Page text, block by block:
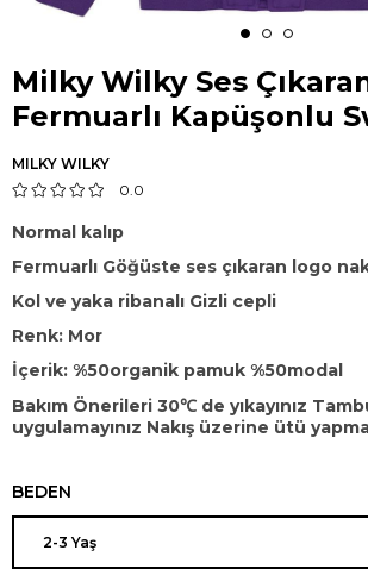
Milky Wilky Ses
Fermuarlı Kapüşonlu
MILKY WILKY
0.0
Normal kalıp
Fermuarlı Göğüste ses çıkaran logo
Kol ve yaka ribanalı Gizli cepli
Renk: Mor
İçerik: %50organik pamuk %50modal
Bakım Önerileri 30℃ de yıkayınız
uygulamayınız Nakış üzerine ütü
BEDEN